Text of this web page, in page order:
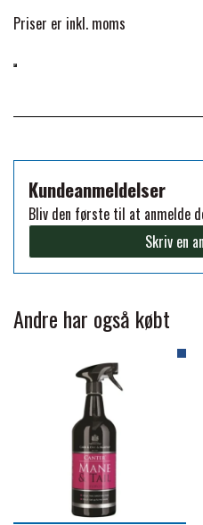
PREMIER
Priser er inkl. moms
Kundeanmeldelser
Bliv den første til at anmelde
Skriv en
Andre har også købt